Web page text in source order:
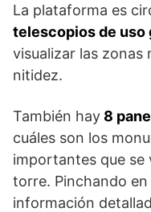
La plataforma es
telescopios de uso
visualizar las zonas
nitidez.
También hay 8
cuáles son los
importantes que se
torre. Pinchando
información